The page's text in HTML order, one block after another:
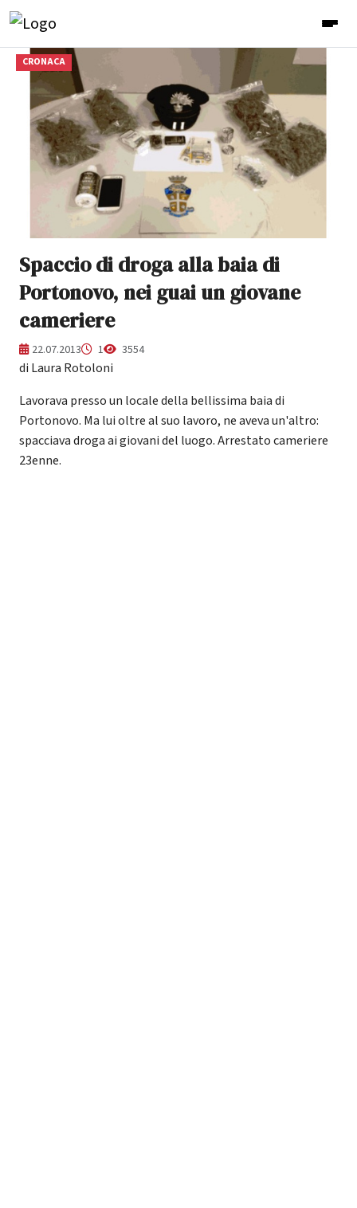
CRONACA
Spaccio di droga alla baia di
Portonovo, nei guai un giovane
cameriere
22.07.2013 1 3554
di Laura Rotoloni
Lavorava presso un locale della bellissima baia di
Portonovo. Ma lui oltre al suo lavoro, ne aveva un'altro:
spacciava droga ai giovani del luogo. Arrestato cameriere
23enne.